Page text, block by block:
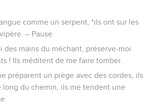
comme un serpent, *ils ont sur les
– Pause.
des mains du méchant, préserve-moi
! Ils méditent de me faire tomber.
préparent un piège avec des cordes, ils
du chemin, ils me tendent une